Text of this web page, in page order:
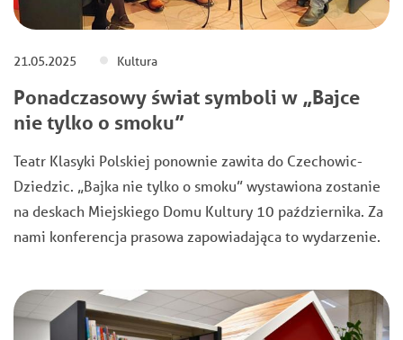
21.05.2025 Kultura
Ponadczasowy świat symboli w „Bajce
nie tylko o smoku”
Teatr Klasyki Polskiej ponownie zawita do Czechowic-
Dziedzic. „Bajka nie tylko o smoku” wystawiona zostanie
na deskach Miejskiego Domu Kultury 10 października. Za
nami konferencja prasowa zapowiadająca to wydarzenie.